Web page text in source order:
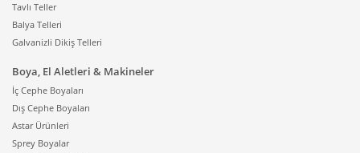
Tavlı Teller
Balya Telleri
Galvanizli Dikiş Telleri
Boya, El Aletleri & Makineler
İç Cephe Boyaları
Dış Cephe Boyaları
Astar Ürünleri
Sprey Boyalar